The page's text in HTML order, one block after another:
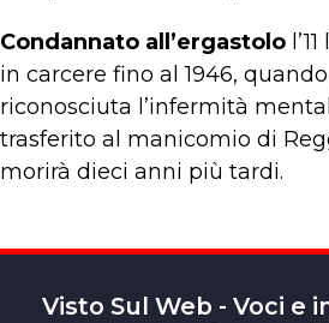
Condannato all’ergastolo
in carcere fino al 1946,
riconosciuta l’infermità
trasferito al manicomio di
morirà dieci anni più tardi.
Visto Sul Web - Voci e